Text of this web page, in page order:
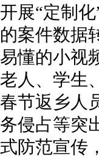
开展“定制
的案件数据
易懂的小视
老人、学生
春节返乡人
务侵占等突
式防范宣传